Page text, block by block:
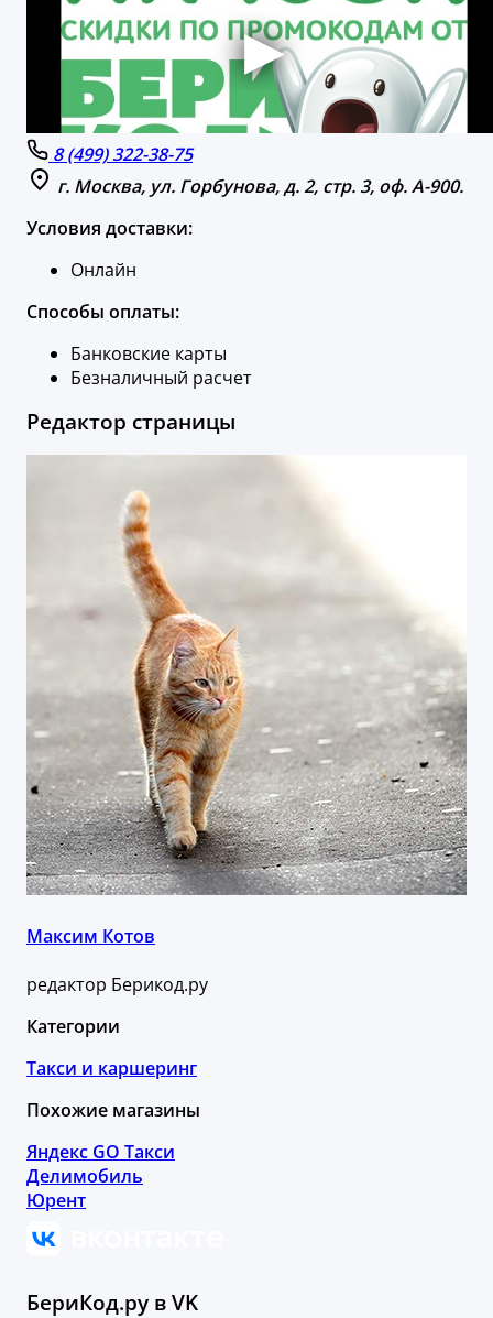
8 (499) 322-38-75
г. Москва, ул. Горбунова, д. 2, стр. 3, оф. А-900.
Условия доставки:
Онлайн
Способы оплаты:
Банковские карты
Безналичный расчет
Редактор страницы
Максим Котов
редактор Берикод.ру
Категории
Такси и каршеринг
Похожие магазины
Яндекс GO Такси
Делимобиль
Юрент
БериКод.ру в VK